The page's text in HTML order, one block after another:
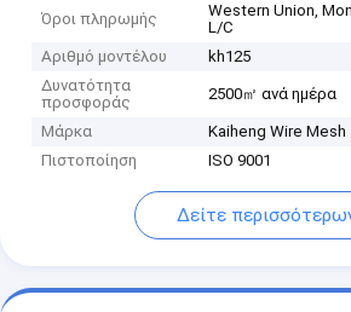
Όροι πληρωμής
Western Union,
L/C
Αριθμό μοντέλου
kh125
Δυνατότητα
προσφοράς
2500㎡ ανά ημέρα
Μάρκα
Kaiheng Wire Mesh
Πιστοποίηση
ISO 9001
Δείτε